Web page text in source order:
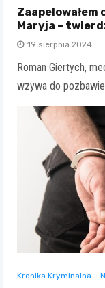
Zaapelowałem
Maryja –
19 sierpnia 2024
Roman Giertych,
wzywa do
Kronika Kryminalna